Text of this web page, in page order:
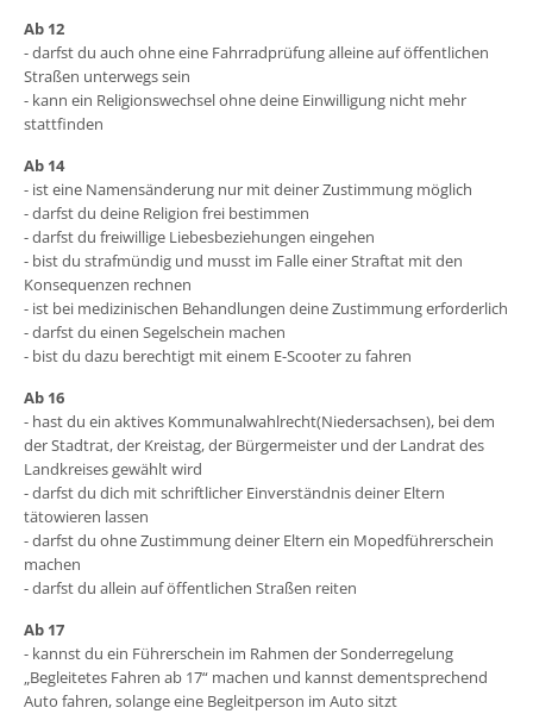
Ab 12
- darfst du auch ohne eine Fahrradprüfung alleine auf öffentlichen
Straßen unterwegs sein
- kann ein Religionswechsel ohne deine Einwilligung nicht mehr
stattfinden
Ab 14
- ist eine Namensänderung nur mit deiner Zustimmung möglich
- darfst du deine Religion frei bestimmen
- darfst du freiwillige Liebesbeziehungen eingehen
- bist du strafmündig und musst im Falle einer Straftat mit den
Konsequenzen rechnen
- ist bei medizinischen Behandlungen deine Zustimmung erforderlich
- darfst du einen Segelschein machen
- bist du dazu berechtigt mit einem E-Scooter zu fahren
Ab 16
- hast du ein aktives Kommunalwahlrecht(Niedersachsen), bei dem
der Stadtrat, der Kreistag, der Bürgermeister und der Landrat des
Landkreises gewählt wird
- darfst du dich mit schriftlicher Einverständnis deiner Eltern
tätowieren lassen
- darfst du ohne Zustimmung deiner Eltern ein Mopedführerschein
machen
- darfst du allein auf öffentlichen Straßen reiten
Ab 17
- kannst du ein Führerschein im Rahmen der Sonderregelung
„Begleitetes Fahren ab 17“ machen und kannst dementsprechend
Auto fahren, solange eine Begleitperson im Auto sitzt